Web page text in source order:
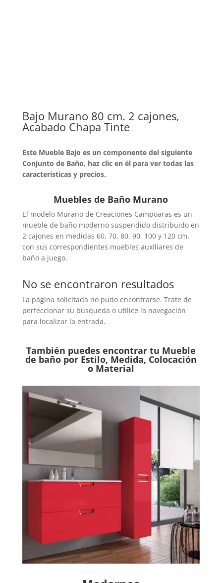
Bajo Murano 80 cm. 2 cajones,
Acabado Chapa Tinte
Este Mueble Bajo es un componente del siguiente
Conjunto de Baño, haz clic en él para ver todas las
características y precios.
Muebles de Baño Murano
El modelo Murano de Creaciones Campoaras es un
mueble de baño moderno suspendido distribuido en
2 cajones en medidas 60, 70, 80, 90, 100 y 120 cm.
con sus correspondientes muebles auxiliares de
baño a juego.
No se encontraron resultados
La página solicitada no pudo encontrarse. Trate de
perfeccionar su búsqueda o utilice la navegación
para localizar la entrada.
También puedes encontrar tu Mueble
de baño por Estilo, Medida, Colocación
o Material